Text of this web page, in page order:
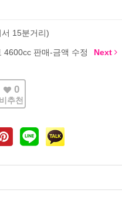
15분거리)
4600cc 판매-금액 수정 Next
0
비추천